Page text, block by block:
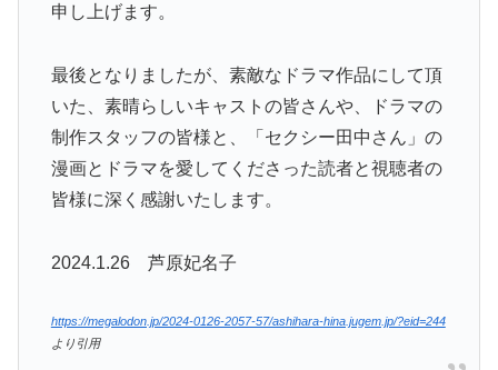
申し上げます。
最後となりましたが、素敵なドラマ作品にして頂
いた、素晴らしいキャストの皆さんや、ドラマの
制作スタッフの皆様と、「セクシー田中さん」の
漫画とドラマを愛してくださった読者と視聴者の
皆様に深く感謝いたします。
2024.1.26 芦原妃名子
https://megalodon.jp/2024-0126-2057-57/ashihara-hina.jugem.jp/?eid=244
より引用